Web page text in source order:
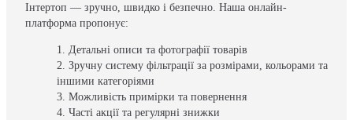
Інтертоп — зручно, швидко і безпечно. Наша онлайн-
платформа пропонує:
Детальні описи та фотографії товарів
Зручну систему фільтрації за розмірами, кольорами та
іншими категоріями
Можливість примірки та повернення
Часті акції та регулярні знижки